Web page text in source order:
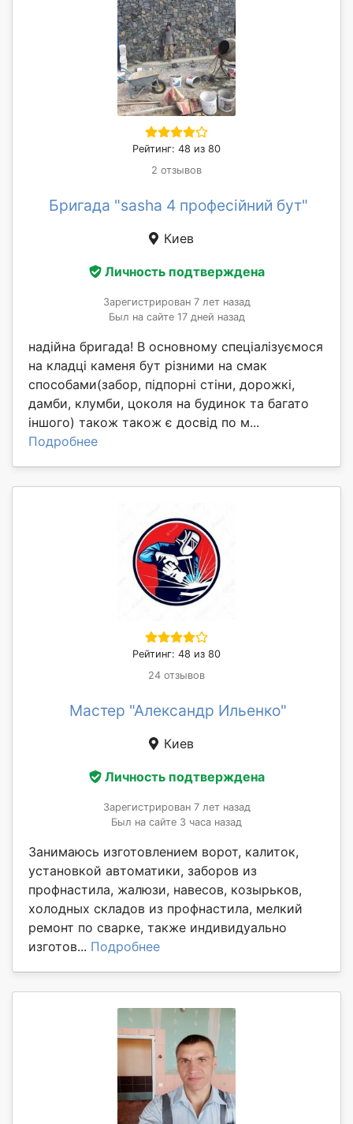
Рейтинг: 48 из 80
2 отзывов
Бригада "sasha 4 професійний бут"
Киев
Личность подтверждена
Зарегистрирован 7 лет назад
Был на сайте 17 дней назад
надійна бригада! В основному спеціалізуємося
на кладці каменя бут різними на смак
способами(забор, підпорні стіни, дорожкі,
дамби, клумби, цоколя на будинок та багато
іншого) також також є досвід по м...
Подробнее
Рейтинг: 48 из 80
24 отзывов
Мастер "Александр Ильенко"
Киев
Личность подтверждена
Зарегистрирован 7 лет назад
Был на сайте 3 часа назад
Занимаюсь изготовлением ворот, калиток,
установкой автоматики, заборов из
профнастила, жалюзи, навесов, козырьков,
холодных складов из профнастила, мелкий
ремонт по сварке, также индивидуально
изготов... Подробнее